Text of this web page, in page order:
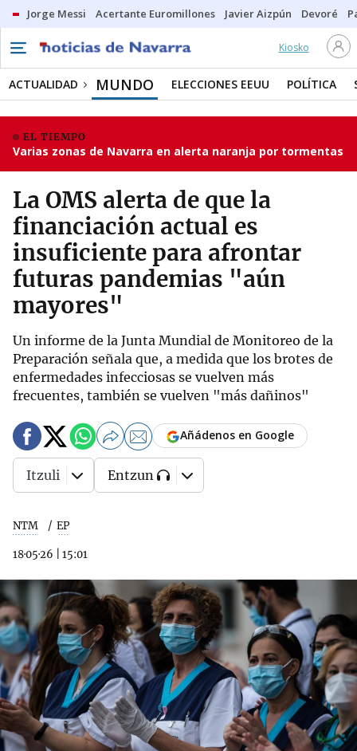
Jorge Messi Acertante Euromillones Javier Aizpún Devoré
Kiosko
ACTUALIDAD MUNDO ELECCIONES EEUU POLÍTICA
EL TIEMPO
Varias zonas de Navarra en alerta naranja por tormentas
La OMS alerta de que la
financiación actual es
insuficiente para afrontar
futuras pandemias "aún
mayores"
Un informe de la Junta Mundial de Monitoreo de la
Preparación señala que, a medida que los brotes de
enfermedades infecciosas se vuelven más
frecuentes, también se vuelven "más dañinos"
NTM EP
18·05·26 15:01
Añádenos en Google
Itzuli Entzun